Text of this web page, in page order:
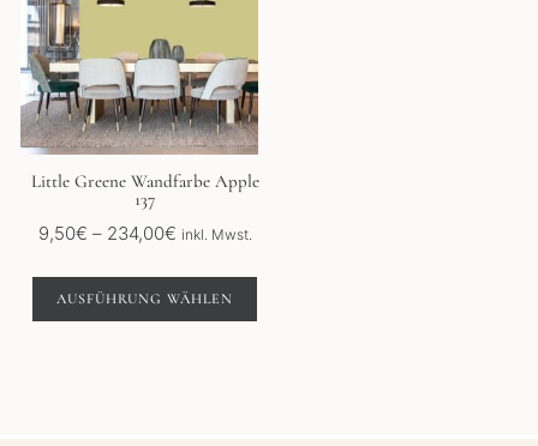
Little Greene Wandfarbe Apple
137
9,50€ – 234,00€Preisspanne:
bis
234,00€
inkl. Mwst.
AUSFÜHRUNG WÄHLEN
auf.
Optionen
können
auf
der
Produktseite
gewählt